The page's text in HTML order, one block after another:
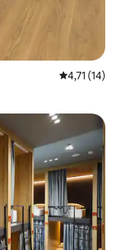
Gemiddelde
4,71 (14)